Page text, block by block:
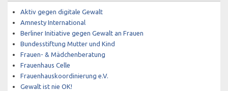
Aktiv gegen digitale Gewalt
Amnesty International
Berliner Initiative gegen Gewalt an Frauen
Bundesstiftung Mutter und Kind
Frauen- & Mädchenberatung
Frauenhaus Celle
Frauenhauskoordinierung e.V.
Gewalt ist nie OK!